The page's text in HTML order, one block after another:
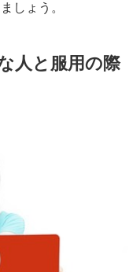
しょう。
人と服用の際